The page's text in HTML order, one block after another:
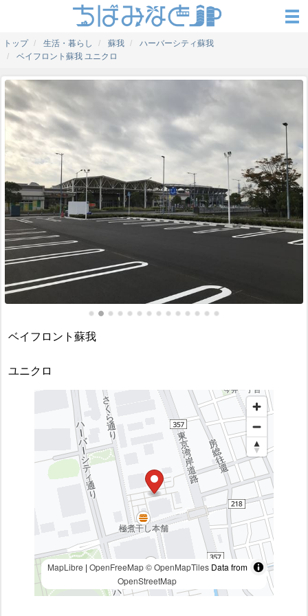
トップ 生活・暮らし 蘇我
ハーバーシティ蘇我
ベイフロント蘇我 ユニクロ
ベイフロント蘇我
ユニクロ
MapLibre | OpenFreeMap © OpenMapTilesData from
OpenStreetMap